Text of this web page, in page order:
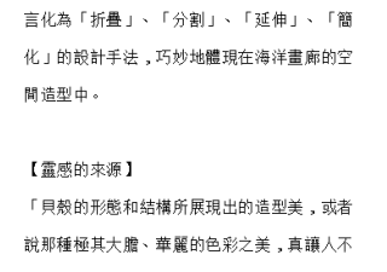
言化為「折疊」、「分割」、「延伸」、「簡
化」的設計手法，巧妙地體現在海洋畫廊的空
間造型中。
【靈感的來源】
「貝殼的形態和結構所展現出的造型美，或者
說那種極其大膽、華麗的色彩之美，真讓人不